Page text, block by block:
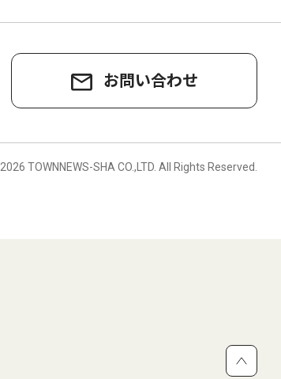
お問い合わせ
2026 TOWNNEWS-SHA CO.,LTD. All Rights Reserved.